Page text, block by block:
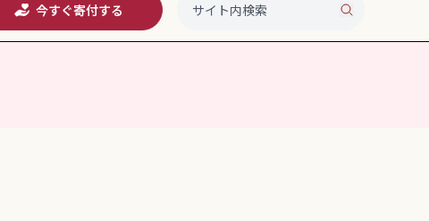
今すぐ寄付する